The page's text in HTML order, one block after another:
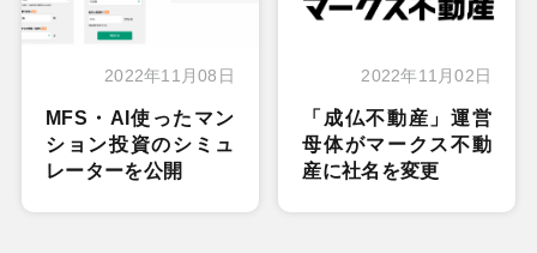
2022年11月08日
MFS・AI使ったマン
ション投資のシミュ
レーターを公開
2022年11月02日
「成仏不動産」運営
母体がマークス不動
産に社名を変更